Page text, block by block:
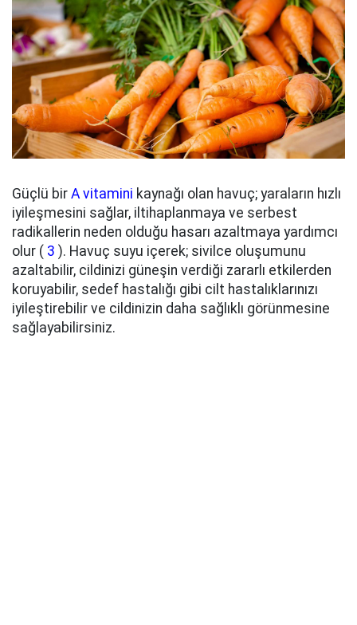
Güçlü bir A vitamini kaynağı olan havuç; yaraların hızlı
iyileşmesini sağlar, iltihaplanmaya ve serbest
radikallerin neden olduğu hasarı azaltmaya yardımcı
olur ( 3 ). Havuç suyu içerek; sivilce oluşumunu
azaltabilir, cildinizi güneşin verdiği zararlı etkilerden
koruyabilir, sedef hastalığı gibi cilt hastalıklarınızı
iyileştirebilir ve cildinizin daha sağlıklı görünmesine
sağlayabilirsiniz.